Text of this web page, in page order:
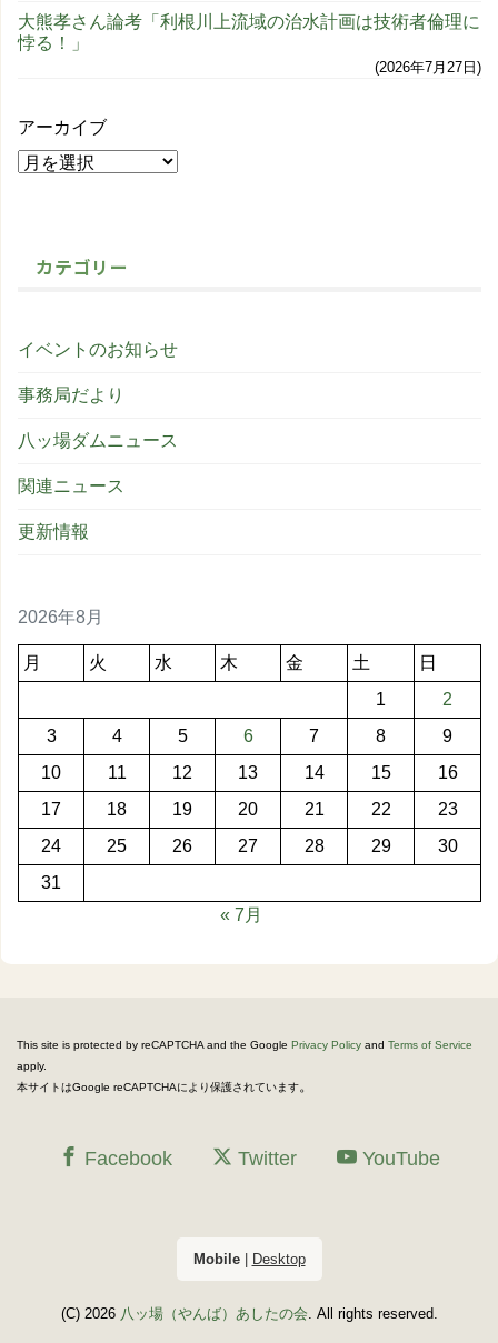
大熊孝さん論考「利根川上流域の治水計画は技術者倫理に
悖る！」
2026年7月27日
アーカイブ
カテゴリー
イベントのお知らせ
事務局だより
八ッ場ダムニュース
関連ニュース
更新情報
2026年8月
月 火 水 木 金 土
日
1
2
3
4 5 6 7 8
9
10
11 12 13 14 15
16
17
18 19 20 21 22
23
24
25 26 27 28 29
30
31
« 7月
This site is protected by reCAPTCHA and the Google Privacy Policy and Terms of Service
apply.
本サイトはGoogle reCAPTCHAにより保護されています。
Facebook Twitter YouTube
Mobile| Desktop
(C) 2026 八ッ場（やんば）あしたの会. All rights reserved.